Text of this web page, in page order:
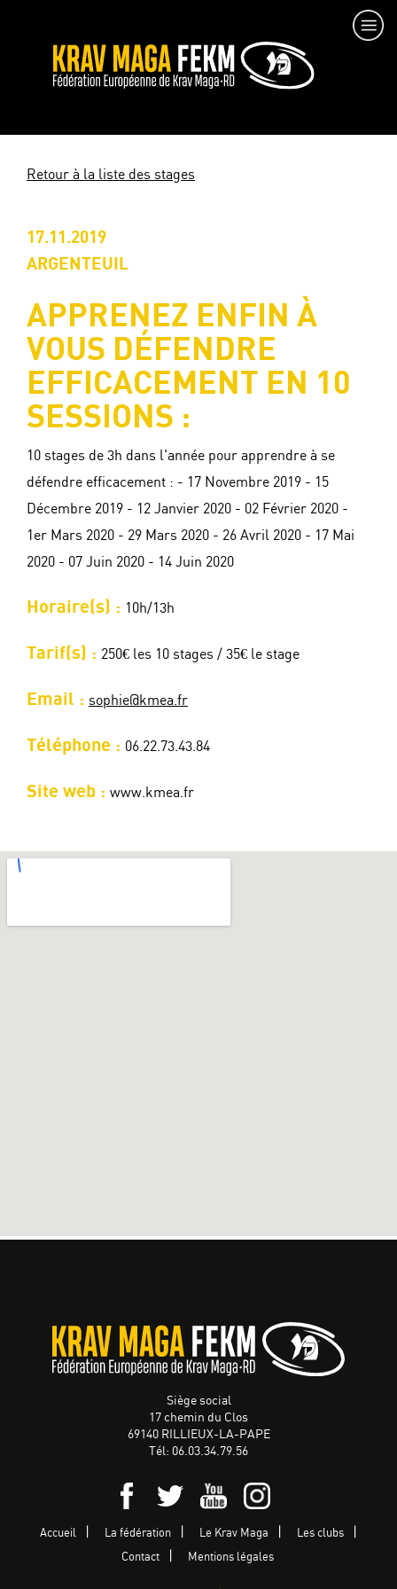
Retour à la liste des stages
17.11.2019
ARGENTEUIL
APPRENEZ ENFIN À
VOUS DÉFENDRE
EFFICACEMENT EN 10
SESSIONS :
10 stages de 3h dans l'année pour apprendre à se
défendre efficacement : - 17 Novembre 2019 - 15
Décembre 2019 - 12 Janvier 2020 - 02 Février 2020 -
1er Mars 2020 - 29 Mars 2020 - 26 Avril 2020 - 17 Mai
2020 - 07 Juin 2020 - 14 Juin 2020
Horaire(s) : 10h/13h
Tarif(s) : 250€ les 10 stages / 35€ le stage
Email : sophie@kmea.fr
Téléphone : 06.22.73.43.84
Site web : www.kmea.fr
Siège social
17 chemin du Clos
69140 RILLIEUX-LA-PAPE
Tél: 06.03.34.79.56
Accueil La fédération Le Krav Maga Les clubs
Contact Mentions légales